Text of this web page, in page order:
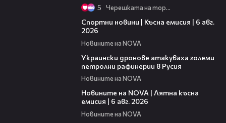
5 Черешката на тортата
Спортни новини | Късна емисия | 6 авг.
2026
Новините на NOVA
Украински дронове атакуваха големи
петролни рафинерии в Русия
Новините на NOVA
Новините на NOVA | Лятна късна
емисия | 6 авг. 2026
Новините на NOVA